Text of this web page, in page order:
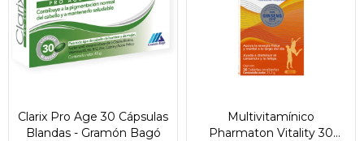
Clarix Pro Age 30 Cápsulas
Blandas - Gramón Bagó
Multivitamínico
Pharmaton Vitality 30